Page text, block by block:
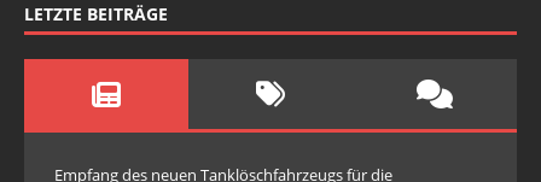
LETZTE BEITRÄGE
Empfang des neuen Tanklöschfahrzeugs für die